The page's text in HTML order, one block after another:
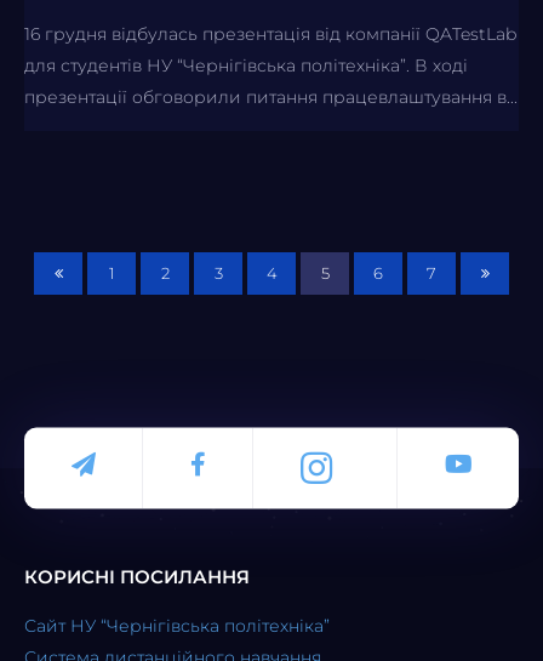
16 грудня відбулась презентація від компанії QATestLab
для студентів НУ “Чернігівська політехніка”. В ході
презентації обговорили питання працевлаштування в...
1 2 3 4 5 6 7
КОРИСНІ ПОСИЛАННЯ
Сайт НУ “Чернігівська політехніка”